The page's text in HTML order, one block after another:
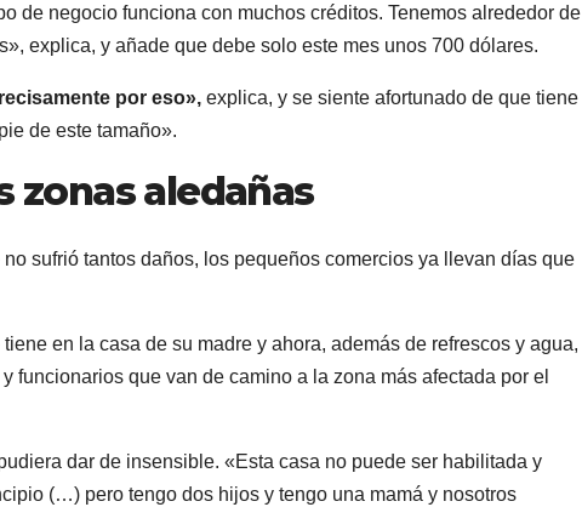
de negocio funciona con muchos créditos. Tenemos alrededor de
explica, y añade que debe solo este mes unos 700 dólares.
por eso», explica, y se siente afortunado de que tiene
de este tamaño».
zonas aledañas
sufrió tantos daños, los pequeños comercios ya llevan días que
en la casa de su madre y ahora, además de refrescos y agua,
funcionarios que van de camino a la zona más afectada por el
dar de insensible. «Esta casa no puede ser habilitada y
(…) pero tengo dos hijos y tengo una mamá y nosotros